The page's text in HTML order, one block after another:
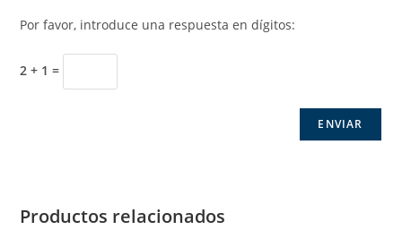
Por favor, introduce una respuesta en dígitos:
2 + 1 =
Productos relacionados